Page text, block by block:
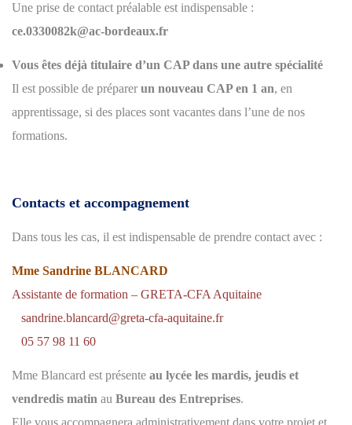
Une prise de contact préalable est indispensable :
ce.0330082k@ac-bordeaux.fr
Vous êtes déjà titulaire d’un CAP dans une autre spécialité
Il est possible de préparer un nouveau CAP en 1 an, en
apprentissage, si des places sont vacantes dans l’une de nos
formations.
Contacts et accompagnement
Dans tous les cas, il est indispensable de prendre contact avec :
Mme Sandrine BLANCARD
Assistante de formation – GRETA-CFA Aquitaine
sandrine.blancard@greta-cfa-aquitaine.fr
05 57 98 11 60
Mme Blancard est présente au lycée les mardis, jeudis et
vendredis matin au Bureau des Entreprises.
Elle vous accompagnera administrativement dans votre projet et